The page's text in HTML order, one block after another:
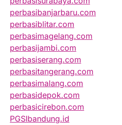
perbasibanjarbaru.com
perbasiblitar.com
perbasimagelang.com
perbasijambi.com
perbasiserang.com
perbasitangerang.com
perbasimalang.com
perbasidepok.com
perbasicirebon.com
PGSIbandung.id